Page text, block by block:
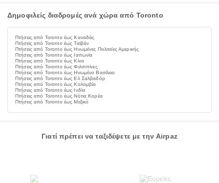
Δημοφιλείς διαδρομές ανά χώρα από Toronto
Πτήσεις από Toronto έως Καναδάς
Πτήσεις από Toronto έως Ταϊβάν
Πτήσεις από Toronto έως Ηνωμένες Πολιτείες Αμερικής
Πτήσεις από Toronto έως Ιαπωνία
Πτήσεις από Toronto έως Κίνα
Πτήσεις από Toronto έως Φιλιππίνες
Πτήσεις από Toronto έως Ηνωμένο Βασίλειο
Πτήσεις από Toronto έως Ελ Σαλβαδόρ
Πτήσεις από Toronto έως Κολομβία
Πτήσεις από Toronto έως Ινδία
Πτήσεις από Toronto έως Νότια Κορέα
Πτήσεις από Toronto έως Μεξικό
Γιατί πρέπει να ταξιδέψετε με την Airpaz